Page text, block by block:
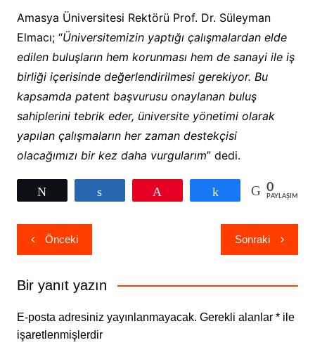
Amasya Üniversitesi Rektörü Prof. Dr. Süleyman
Elmacı; “Üniversitemizin yaptığı çalışmalardan elde
edilen buluşların hem korunması hem de sanayi ile iş
birliği içerisinde değerlendirilmesi gerekiyor. Bu
kapsamda patent başvurusu onaylanan buluş
sahiplerini tebrik eder, üniversite yönetimi olarak
yapılan çalışmaların her zaman destekçisi
olacağımızı bir kez daha vurgularım” dedi.
Paylaş 0
PAYLAŞIMLAR
Yazı
gezinmesi
Önceki Sonraki
Bir yanıt yazın
E-posta adresiniz yayınlanmayacak. Gerekli alanlar *ile
işaretlenmişlerdir